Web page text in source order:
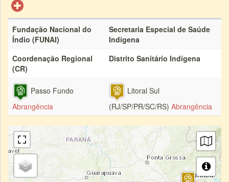
Fundação Nacional do
Índio (FUNAI)
Secretaria Especial de Saúde
Indígena
Coordenação Regional
(CR)
Distrito Sanitário Indígena
Passo Fundo
Abrangência
Litoral Sul
(RJ/SP/PR/SC/RS) Abrangência